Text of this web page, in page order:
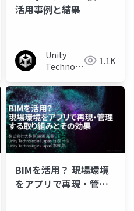
活用事例と結果
Unity
Technologies 1.1K
BIMを活用？ 現場環境
をアプリで再現・管理